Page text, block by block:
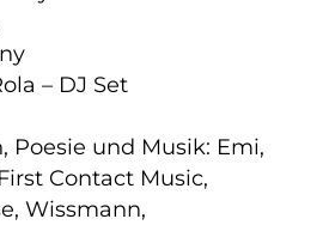
– DJ Set
Poesie und Musik: Emi,
Contact Music,
Wissmann,